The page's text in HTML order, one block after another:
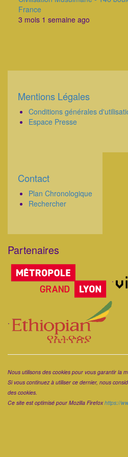
France
3 mois 1 semaine ago
Corps
Mentions Légales
Conditions générales
Espace Presse
Corps
Contact
Plan Chronologique
Rechercher
Partenaires
Corps
.
.
Nous utilisons des cookies pour vous garantir la
Si vous continuez à utiliser ce dernier, nous
des cookies.
Ce site est optimisé pour Mozilla Firefoxhttps://